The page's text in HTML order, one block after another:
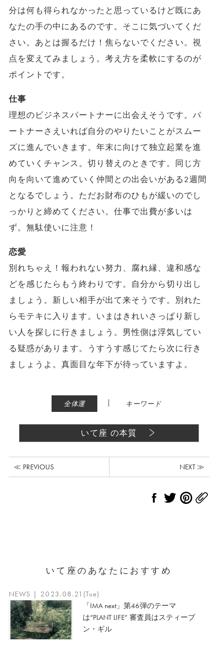
分は何も得られなかったと思っているけど既にあ
なたの手の中にあるのです。そこに気づいてくだ
さい。あとは握るだけ！焦らないでください。視
点を変えてみましょう。考え方を柔軟にするのが
ポイントです。
仕事
理想のビジネスパートナーに出会えそうです。パ
ートナーさえいれば自分のやりたいことがスムー
ズに進んでいきます。年末に向けて独立起業を進
めていくチャンス。切り替えのときです。同じ方
向を向いて進めていく仲間との出会いがある2週間
となるでしょう。ただお財布のひもが緩いのでし
っかりと締めてください。仕事で出費が多いは
ず。無駄使いに注意！
恋愛
別れちゃえ！報われない努力、腐れ縁、違和感な
どを感じたらもう終わりです。自分から切り出し
ましょう。新しい相手が出て来そうです。別れた
らモテキに入ります。いまはきれいさっぱり新し
い人を探しに行きましょう。男性側は浮気してい
る疑惑があります。うすうす感じてたら次に行き
ましょうよ。真面目な年下が待っていますよ。
全体運 | キーワード
いて座 の本質
≪ PREVIOUS NEXT ≫
いて座のあなたにおすすめ
NEWS | 2023.08.21(Tue)
「IMA next」第46弾のテーマ
は“PLANT LIFE” 審査員はスティーブ
ン・ギル